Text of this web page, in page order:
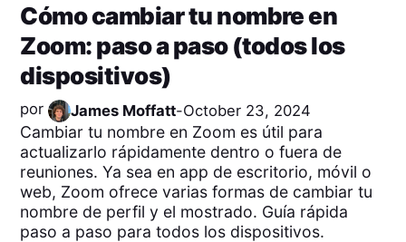
Cómo cambiar tu nombre en
Zoom: paso a paso (todos los
dispositivos)
por James Moffatt-October 23, 2024
Cambiar tu nombre en Zoom es útil para
actualizarlo rápidamente dentro o fuera de
reuniones. Ya sea en app de escritorio, móvil o
web, Zoom ofrece varias formas de cambiar tu
nombre de perfil y el mostrado. Guía rápida
paso a paso para todos los dispositivos.